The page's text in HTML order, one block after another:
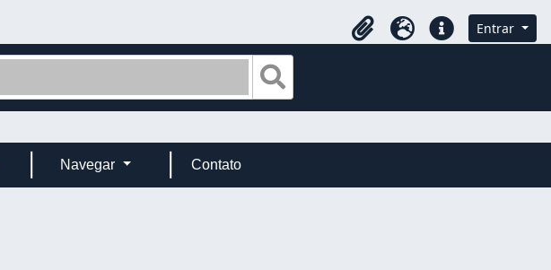
Área de Transferência
IdiomaAtalhos Entrar
Navegar Contato